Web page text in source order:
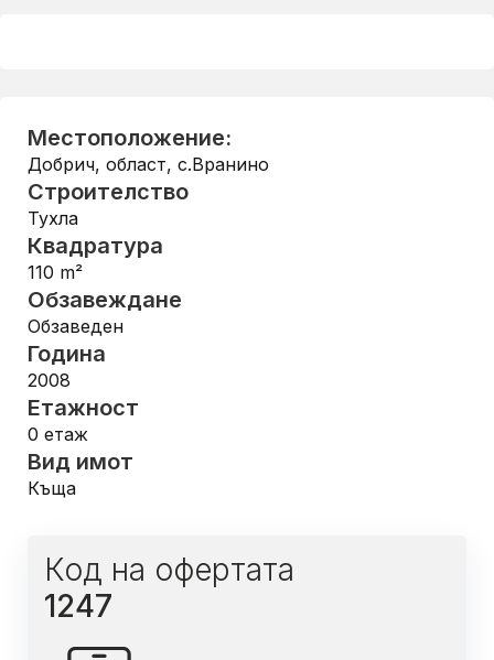
Местоположение:
Добрич, област, с.Вранино
Строителство
Тухла
Квадратура
110 m²
Обзавеждане
Обзаведен
Година
2008
Етажност
0 етаж
Вид имот
Къща
Код на офертата
1247